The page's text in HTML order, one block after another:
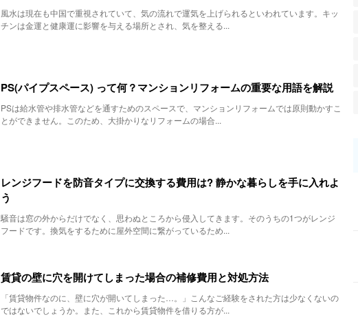
風水は現在も中国で重視されていて、気の流れで運気を上げられるといわれています。キッ
チンは金運と健康運に影響を与える場所とされ、気を整える...
PS(パイプスペース) って何？マンションリフォームの重要な用語を解説
PSは給水管や排水管などを通すためのスペースで、マンションリフォームでは原則動かすこ
とができません。このため、大掛かりなリフォームの場合...
レンジフードを防音タイプに交換する費用は? 静かな暮らしを手に入れよ
う
騒音は窓の外からだけでなく、思わぬところから侵入してきます。そのうちの1つがレンジ
フードです。換気をするために屋外空間に繋がっているため...
賃貸の壁に穴を開けてしまった場合の補修費用と対処方法
「賃貸物件なのに、壁に穴が開いてしまった…。」こんなご経験をされた方は少なくないの
ではないでしょうか。また、これから賃貸物件を借りる方が...